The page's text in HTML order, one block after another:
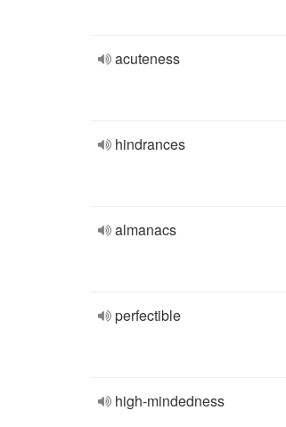
acuteness
hindrances
almanacs
perfectible
high-mindedness